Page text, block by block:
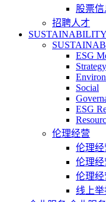
股票信
招聘人才
SUSTAINABILITY
ESG
Social
ESG
伦理经营
伦理
伦理
伦理
线上举